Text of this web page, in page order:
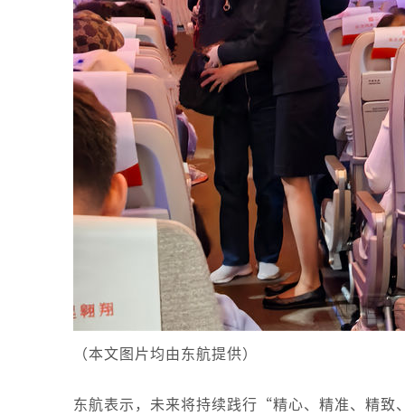
（本文图片均由东航提供）
东航表示，未来将持续践行“精心、精准、精